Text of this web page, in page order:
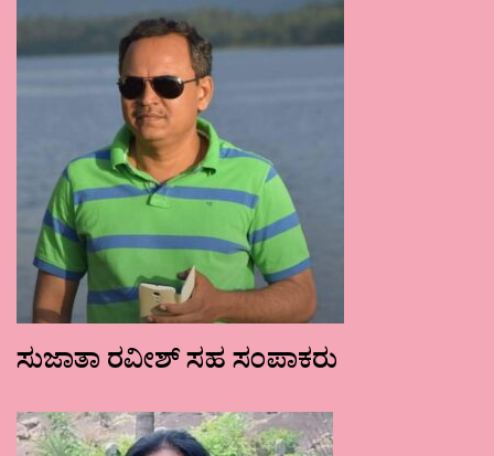
ಸುಜಾತಾ ರವೀಶ್ ಸಹ ಸಂಪಾಕರು